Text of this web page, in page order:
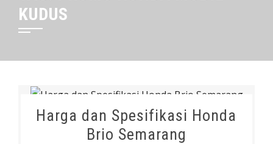
KUDUS
Harga dan Spesifikasi Honda
Brio Semarang